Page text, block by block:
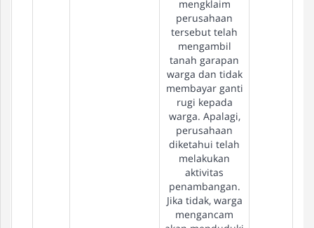
mengklaim
perusahaan
tersebut telah
mengambil
tanah garapan
warga dan tidak
membayar ganti
rugi kepada
warga. Apalagi,
perusahaan
diketahui telah
melakukan
aktivitas
penambangan.
Jika tidak, warga
mengancam